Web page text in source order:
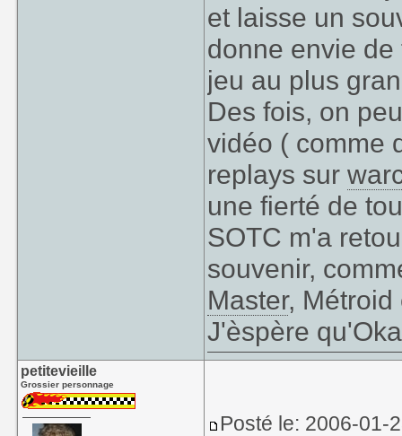
et laisse un
donne envie
jeu au plus
Des fois, on
vidéo ( comme
replays sur
une fierté de
SOTC m'a
souvenir,
Master, Métroid
J'èspère
petitevieille
Grossier personnage
Posté le: 2006-01-